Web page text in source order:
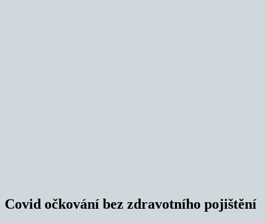
Covid očkování bez zdravotního pojištění